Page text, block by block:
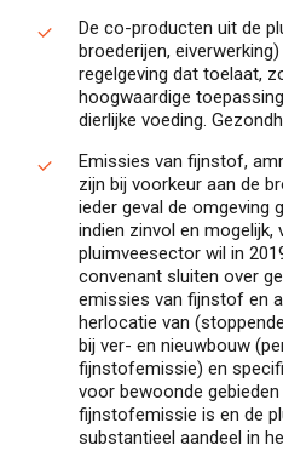
De co-producten uit de
broederijen,
regelgeving dat toelaat,
hoogwaardige
dierlijke voeding.
Emissies van fijnstof,
zijn bij voorkeur aan de
ieder geval de omgeving
indien zinvol en mogelijk,
pluimveesector wil in
convenant sluiten over
emissies van fijnstof en
herlocatie van
bij ver- en nieuwbouw
fijnstofemissie) en
voor bewoonde
fijnstofemissie is en de
substantieel aandeel in